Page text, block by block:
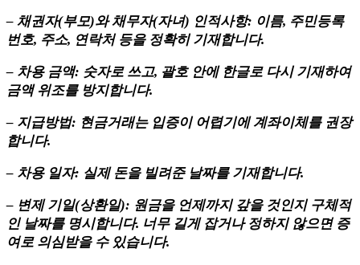
– 채권자(부모)와 채무자(자녀) 인적사항: 이름, 주민등록
번호, 주소, 연락처 등을 정확히 기재합니다.
– 차용 금액: 숫자로 쓰고, 괄호 안에 한글로 다시 기재하여
금액 위조를 방지합니다.
– 지급방법: 현금거래는 입증이 어렵기에 계좌이체를 권장
합니다.
– 차용 일자: 실제 돈을 빌려준 날짜를 기재합니다.
– 변제 기일(상환일): 원금을 언제까지 갚을 것인지 구체적
인 날짜를 명시합니다. 너무 길게 잡거나 정하지 않으면 증
여로 의심받을 수 있습니다.